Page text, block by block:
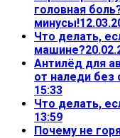
головная
минусы!
Что делать,
машине?
Антилёд для
от наледи без
15:33
Что делать,
13:59
Почему не